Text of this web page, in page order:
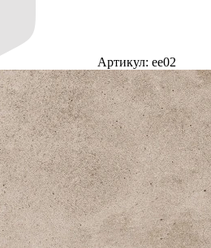
Артикул: ee02